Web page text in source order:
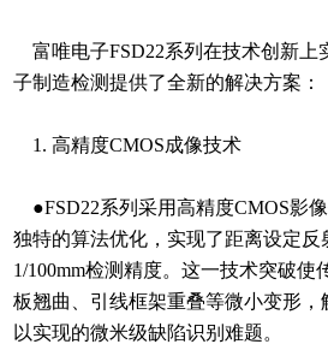
富唯电子FSD22系列在技术创新上
子制造检测提供了全新的解决方案：
1. 高精度CMOS成像技术
●FSD22系列采用高精度CMOS影
独特的算法优化，实现了距离设定反
1/100mm检测精度。这一技术突破使
板翘曲、引线框架重叠等微小变形
以实现的微米级缺陷识别难题。